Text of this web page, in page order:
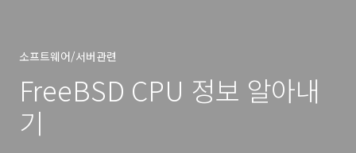
소프트웨어/서버관련
FreeBSD CPU 정보 알아내
기